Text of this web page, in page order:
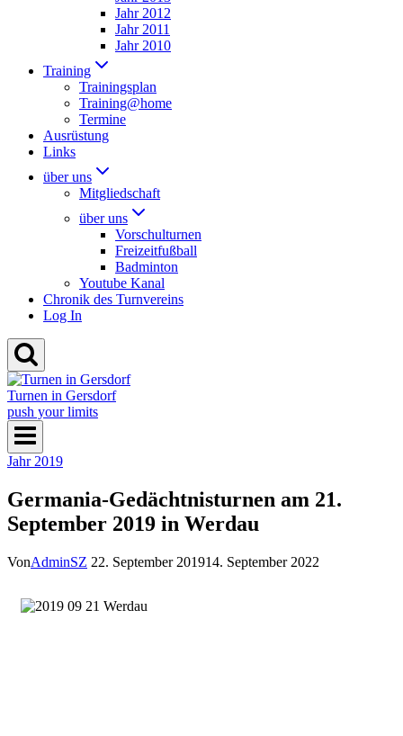
Jahr 2012
Jahr 2011
Jahr 2010
Training
Trainingsplan
Training@home
Termine
Ausrüstung
Links
über uns
Mitgliedschaft
über uns
Vorschulturnen
Freizeitfußball
Badminton
Youtube Kanal
Chronik des Turnvereins
Log In
Turnen in Gersdorf
push your limits
Jahr 2019
Germania-Gedächtnisturnen am 21.
September 2019 in Werdau
VonAdminSZ 22. September 201914. September 2022